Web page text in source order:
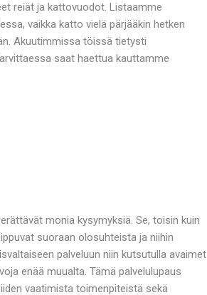
reiät ja kattovuodot. Listaamme
vaikka katto vielä pärjääkin hetken
Akuutimmissa töissä tietysti
saat haettua kauttamme
monia kysymyksiä. Se, toisin kuin
suoraan olosuhteista ja niihin
palveluun niin kutsutulla avaimet
enää muualta. Tämä palvelulupaus
vaatimista toimenpiteistä sekä